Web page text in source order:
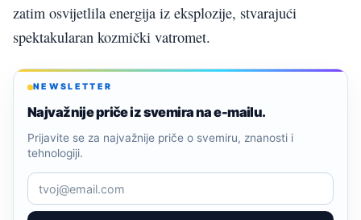
zatim osvijetlila energija iz eksplozije, stvarajući
spektakularan kozmički vatromet.
NEWSLETTER
Najvažnije priče iz svemira na e-mailu.
Prijavite se za najvažnije priče o svemiru, znanosti i
tehnologiji.